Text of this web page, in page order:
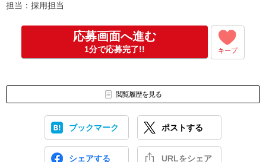
担当：採用担当
応募画面へ進む
1分で応募完了!! キープ
閲覧履歴を見る
ブックマーク ポストする
シェアする URLをシェア